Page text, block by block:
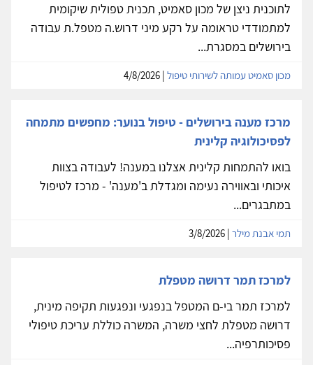
לתוכנית ניצן של מכון סאמיט, תכנית טפולית שיקומית
למתמודדי טראומה על רקע מיני דרוש.ה מטפל.ת עבודה
בירושלים במסגרת...
מכון סאמיט עמותה לשירותי טיפול
מרכז מענה בירושלים - טיפול בנוער: מחפשים מתמחה
לפסיכולוגיה קלינית
בואו להתמחות קלינית אצלנו במענה! לעבודה בצוות
איכותי ובאווירה נעימה ומגדלת ב'מענה' - מרכז לטיפול
במתבגרים...
תמי אבנת מילר
למרכז תמר דרושה מטפלת
למרכז תמר בי-ם המטפל בנפגעי ונפגעות תקיפה מינית,
דרושה מטפלת לחצי משרה, המשרה כוללת עריכת טיפולי
פסיכותרפיה...